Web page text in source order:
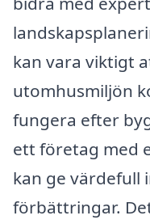
kan vara viktigt
utomhusmiljön
fungera efter
ett företag med
kan ge värdefull
förbättringar.